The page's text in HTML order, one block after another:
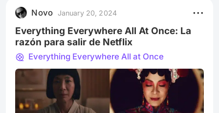
internacional’ y ‘Mejor documental’. Fue dirigida
por Jonas Poher Rasmussen y sigue el re
Novo January 20, 2024
Everything Everywhere All At Once: La
razón para salir de Netflix
Everything Everywhere All at Once